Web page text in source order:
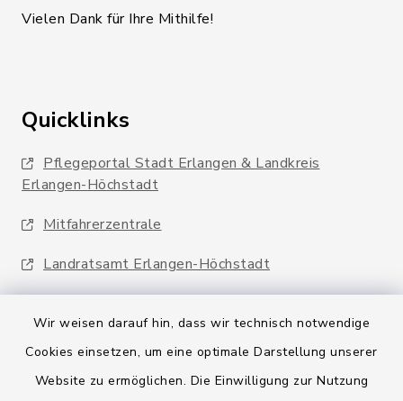
Wir weisen darauf hin, dass wir technisch notwendige
Cookies einsetzen, um eine optimale Darstellung unserer
Website zu ermöglichen. Die Einwilligung zur Nutzung
Vielen Dank für Ihre Mithilfe!
Quicklinks
Pflegeportal Stadt Erlangen & Landkreis
Erlangen-Höchstadt
Mitfahrerzentrale
Landratsamt Erlangen-Höchstadt